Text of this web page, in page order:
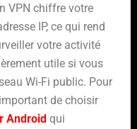
VPN chiffre votre
IP, ce qui rend
votre activité
utile si vous
Wi-Fi public. Pour
de choisir
Androidqui